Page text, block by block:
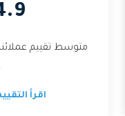
4.9
اقرأ